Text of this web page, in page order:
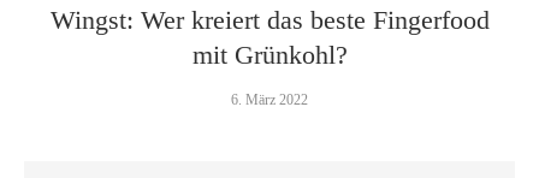
Wingst: Wer kreiert das beste Fingerfood
mit Grünkohl?
6. März 2022